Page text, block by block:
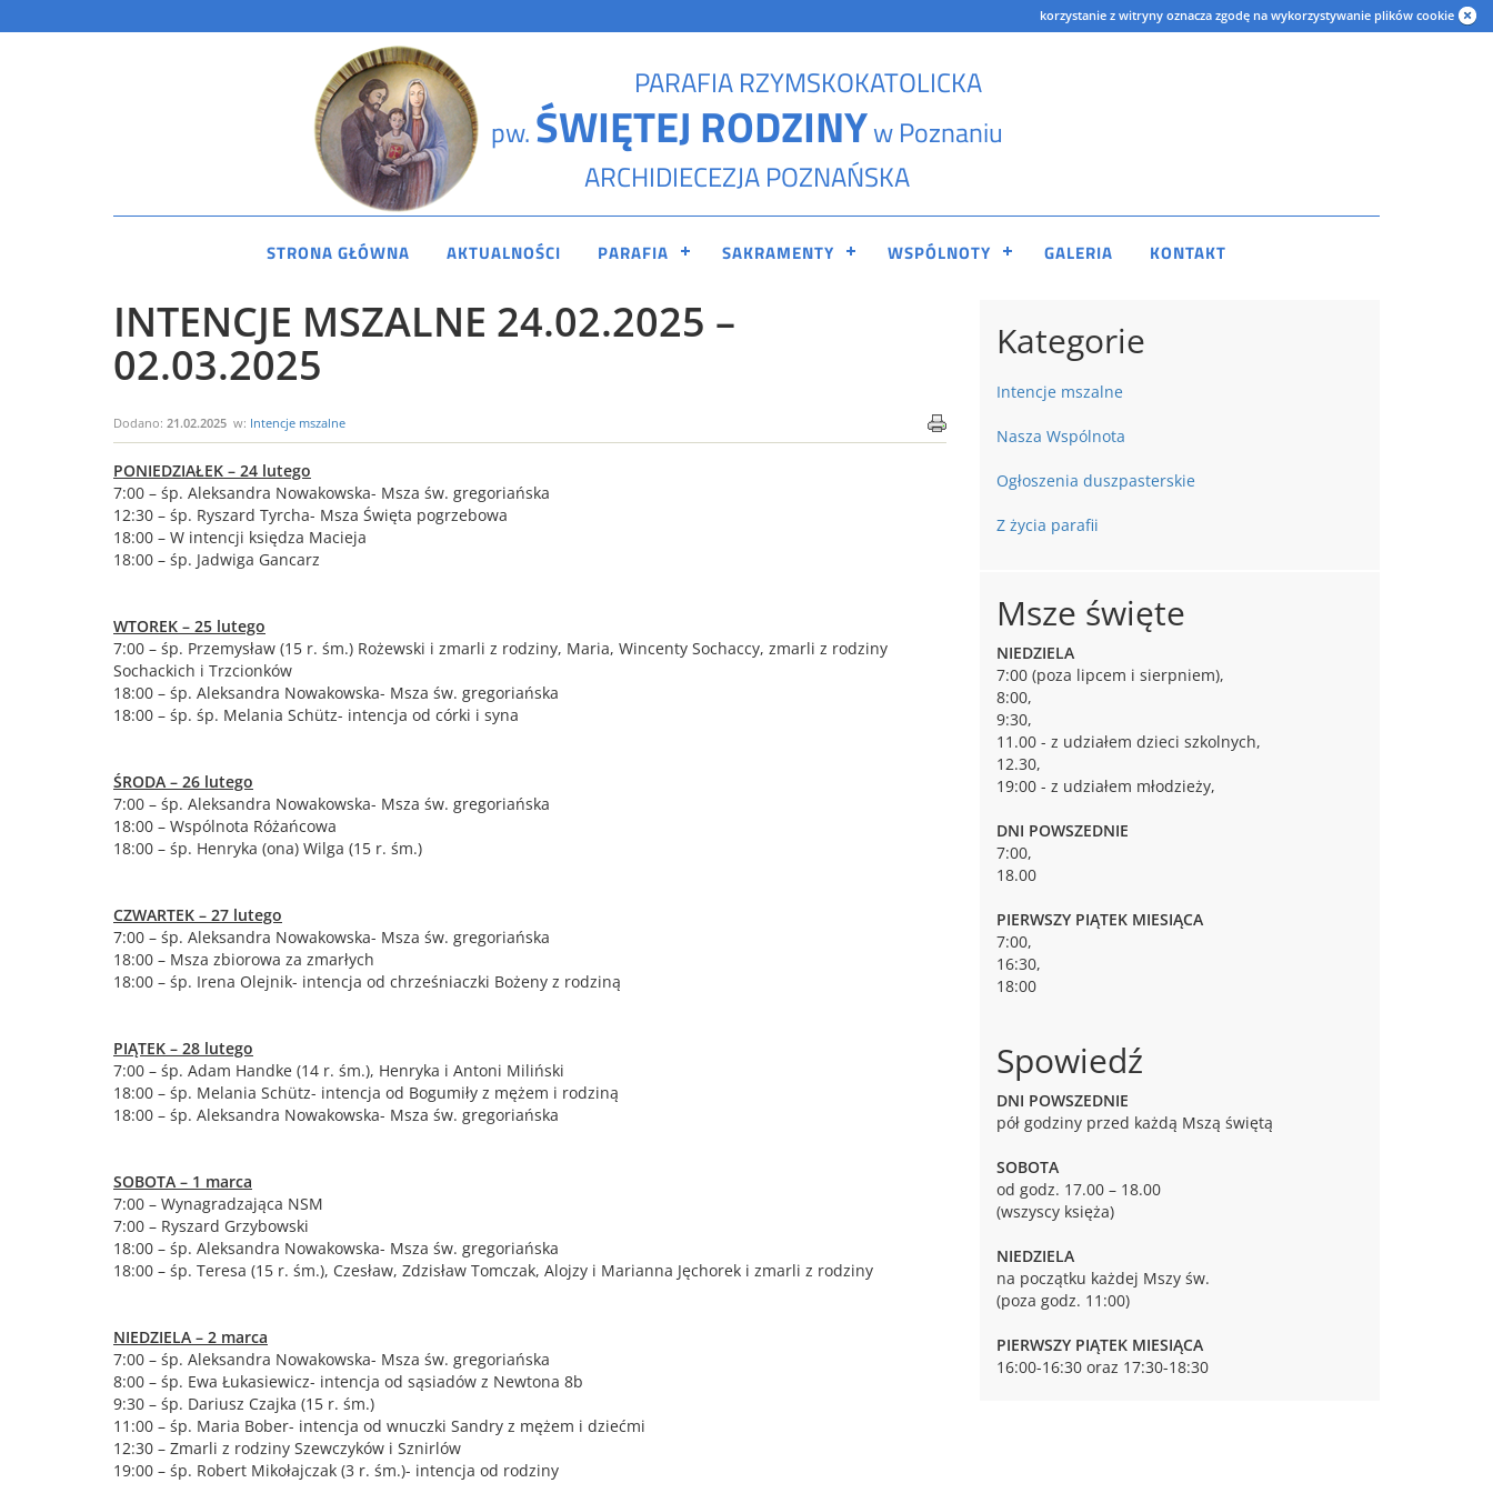
korzystanie z witryny oznacza zgodę na wykorzystywanie plików cookie
PARAFIA RZYMSKOKATOLICKA
pw.ŚWIĘTEJ RODZINYw Poznaniu
ARCHIDIECEZJA POZNAŃSKA
STRONA GŁÓWNA AKTUALNOŚCI PARAFIA SAKRAMENTY WSPÓLNOTY GALERIA KONTAKT
INTENCJE MSZALNE 24.02.2025 –
02.03.2025
Dodano: 21.02.2025 w: Intencje mszalne
PONIEDZIAŁEK – 24 lutego
7:00 – śp. Aleksandra Nowakowska- Msza św. gregoriańska
12:30 – śp. Ryszard Tyrcha- Msza Święta pogrzebowa
18:00 – W intencji księdza Macieja
18:00 – śp. Jadwiga Gancarz
WTOREK – 25 lutego
7:00 – śp. Przemysław (15 r. śm.) Rożewski i zmarli z rodziny, Maria, Wincenty Sochaccy, zmarli z rodziny
Sochackich i Trzcionków
18:00 – śp. Aleksandra Nowakowska- Msza św. gregoriańska
18:00 – śp. śp. Melania Schütz- intencja od córki i syna
ŚRODA – 26 lutego
7:00 – śp. Aleksandra Nowakowska- Msza św. gregoriańska
18:00 – Wspólnota Różańcowa
18:00 – śp. Henryka (ona) Wilga (15 r. śm.)
CZWARTEK – 27 lutego
7:00 – śp. Aleksandra Nowakowska- Msza św. gregoriańska
18:00 – Msza zbiorowa za zmarłych
18:00 – śp. Irena Olejnik- intencja od chrześniaczki Bożeny z rodziną
PIĄTEK – 28 lutego
7:00 – śp. Adam Handke (14 r. śm.), Henryka i Antoni Miliński
18:00 – śp. Melania Schütz- intencja od Bogumiły z mężem i rodziną
18:00 – śp. Aleksandra Nowakowska- Msza św. gregoriańska
SOBOTA – 1 marca
7:00 – Wynagradzająca NSM
7:00 – Ryszard Grzybowski
18:00 – śp. Aleksandra Nowakowska- Msza św. gregoriańska
18:00 – śp. Teresa (15 r. śm.), Czesław, Zdzisław Tomczak, Alojzy i Marianna Jęchorek i zmarli z rodziny
NIEDZIELA – 2 marca
7:00 – śp. Aleksandra Nowakowska- Msza św. gregoriańska
8:00 – śp. Ewa Łukasiewicz- intencja od sąsiadów z Newtona 8b
9:30 – śp. Dariusz Czajka (15 r. śm.)
11:00 – śp. Maria Bober- intencja od wnuczki Sandry z mężem i dziećmi
12:30 – Zmarli z rodziny Szewczyków i Sznirlów
19:00 – śp. Robert Mikołajczak (3 r. śm.)- intencja od rodziny
Kategorie
Intencje mszalne
Nasza Wspólnota
Ogłoszenia duszpasterskie
Z życia parafii
Msze święte
NIEDZIELA
7:00 (poza lipcem i sierpniem),
8:00,
9:30,
11.00 - z udziałem dzieci szkolnych,
12.30,
19:00 - z udziałem młodzieży,
DNI POWSZEDNIE
7:00,
18.00
PIERWSZY PIĄTEK MIESIĄCA
7:00,
16:30,
18:00
Spowiedź
DNI POWSZEDNIE
pół godziny przed każdą Mszą świętą
SOBOTA
od godz. 17.00 – 18.00
(wszyscy księża)
NIEDZIELA
na początku każdej Mszy św.
(poza godz. 11:00)
PIERWSZY PIĄTEK MIESIĄCA
16:00-16:30 oraz 17:30-18:30